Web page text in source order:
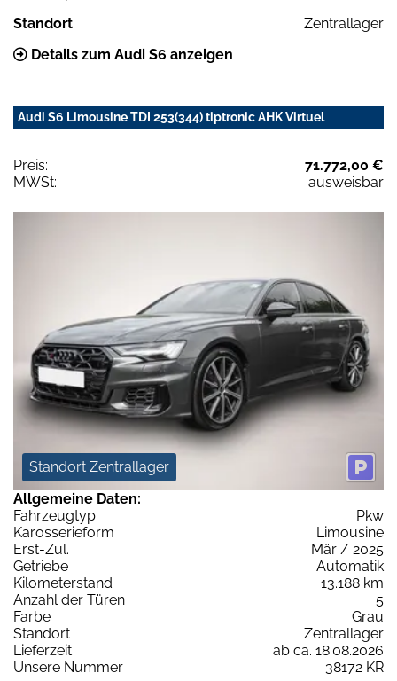
Standort
Zentrallager
Details zum Audi S6 anzeigen
Audi S6 Limousine TDI 253(344) tiptronic AHK Virtuel
Preis:
71.772,00 €
MWSt:
ausweisbar
Standort Zentrallager
Allgemeine Daten:
Fahrzeugtyp
Pkw
Karosserieform
Limousine
Erst-Zul.
Mär / 2025
Getriebe
Automatik
Kilometerstand
13.188 km
Anzahl der Türen
5
Farbe
Grau
Standort
Zentrallager
Lieferzeit
ab ca. 18.08.2026
Unsere Nummer
38172 KR